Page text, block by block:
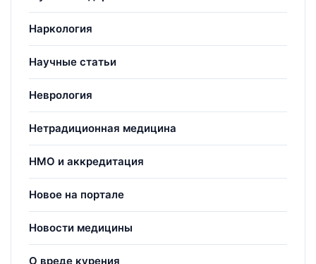
Наркология
Научные статьи
Неврология
Нетрадиционная медицина
НМО и аккредитация
Новое на портале
Новости медицины
О вреде курения